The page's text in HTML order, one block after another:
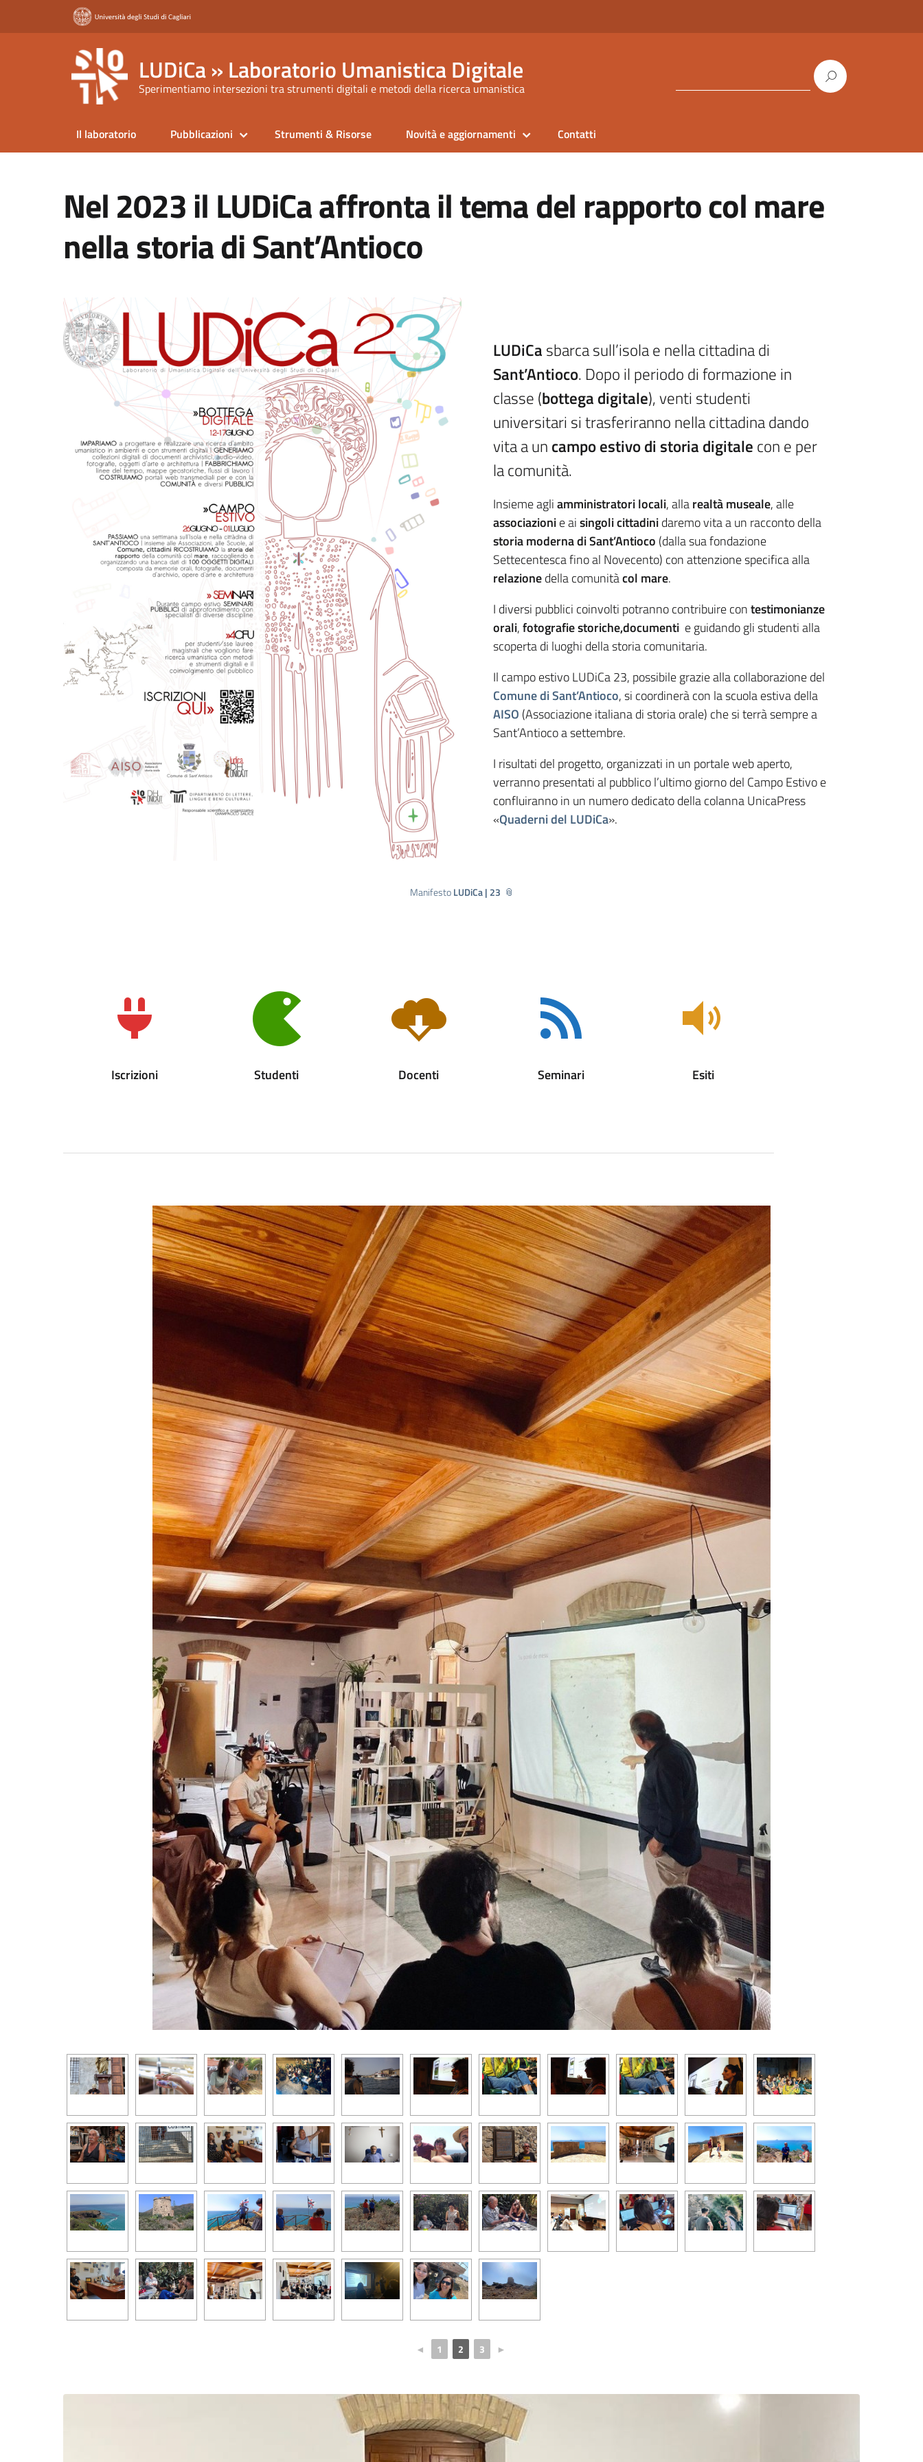
LUDiCa » Laboratorio Umanistica Digitale
Sperimentiamo intersezioni tra strumenti digitali e metodi della ricerca umanistica
Il laboratorio Pubblicazioni Strumenti & Risorse Novità e aggiornamenti Contatti
Nel 2023 il LUDiCa affronta il tema del rapporto col mare
nella storia di Sant’Antioco
LUDiCa sbarca sull’isola e nella cittadina di
Sant’Antioco. Dopo il periodo di formazione in
classe (bottega digitale), venti studenti
universitari si trasferiranno nella cittadina dando
vita a un campo estivo di storia digitale con e per
la comunità.
Insieme agliamministratori locali, allarealtà museale, alle
associazionie aisingoli cittadinidaremo vita a un racconto della
storia moderna di Sant’Antioco (dalla sua fondazione
Settecentesca fino al Novecento) con attenzione specifica alla
relazionedella comunitàcol mare.
I diversi pubblici coinvolti potranno contribuire contestimonianze
orali,fotografie storiche,documenti e guidando gli studenti alla
scoperta di luoghi della storia comunitaria.
Il campo estivo LUDiCa 23, possibile grazie alla collaborazione del
Comune di Sant’Antioco, si coordinerà con la scuola estiva della
AISO (Associazione italiana di storia orale) che si terrà sempre a
Sant’Antioco a settembre.
I risultati del progetto, organizzati in un portale web aperto,
verranno presentati al pubblico l’ultimo giorno del Campo Estivo e
confluiranno in un numero dedicato della colanna UnicaPress
«Quaderni del LUDiCa».
ManifestoLUDiCa | 23
Iscrizioni Studenti Docenti Seminari Esiti
◄ 1 2 3 ►